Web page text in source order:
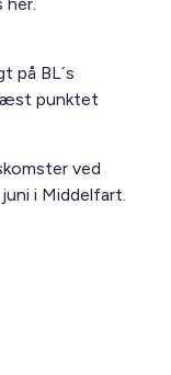
på BL´s
punktet
ved
i Middelfart.